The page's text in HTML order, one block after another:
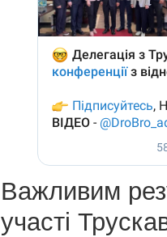
Важливим
участі